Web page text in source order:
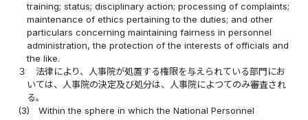
training; status; disciplinary action; processing of complaints;
maintenance of ethics pertaining to the duties; and other
particulars concerning maintaining fairness in personnel
administration, the protection of the interests of officials and
the like.
３
法律により、人事院が処置する権限を与えられている部門にお
いては、人事院の決定及び処分は、人事院によつてのみ審査され
る。
(3)
Within the sphere in which the National Personnel